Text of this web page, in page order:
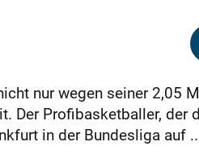
nur wegen seiner 2,05
Der Profibasketballer, der
in der Bundesliga auf